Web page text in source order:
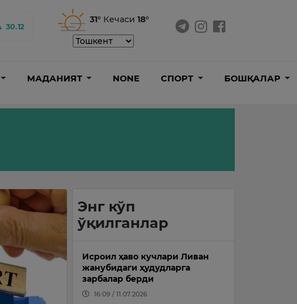
30.12
31° Кечаси 18°
МАДАНИЯТ NONE СПОРТ БОШҚАЛАР
Энг кўп
ўқилганлар
Исроил ҳаво кучлари Ливан
жанубидаги ҳудудларга
зарбалар берди
16:09 / 11.07.2026